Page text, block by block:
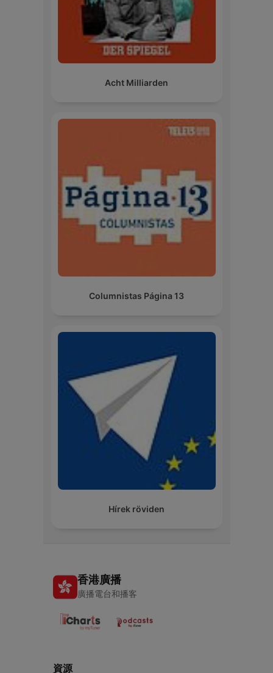
Acht Milliarden
Columnistas Página 13
Hírek röviden
香港廣播
廣播電台和播客
資源